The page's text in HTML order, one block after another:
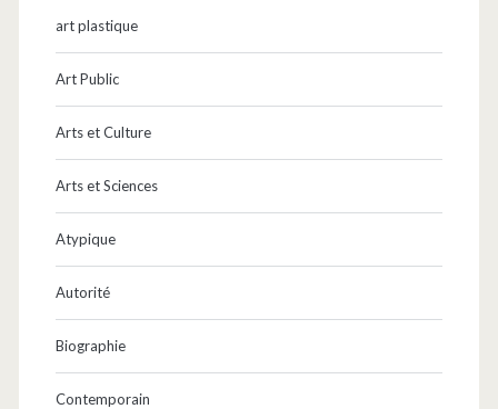
art plastique
Art Public
Arts et Culture
Arts et Sciences
Atypique
Autorité
Biographie
Contemporain